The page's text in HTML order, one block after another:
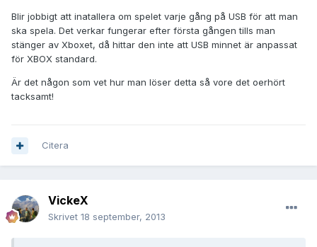
Blir jobbigt att inatallera om spelet varje gång på USB för att man
ska spela. Det verkar fungerar efter första gången tills man
stänger av Xboxet, då hittar den inte att USB minnet är anpassat
för XBOX standard.
Är det någon som vet hur man löser detta så vore det oerhört
tacksamt!
Citera
VickeX
Skrivet 18 september, 2013